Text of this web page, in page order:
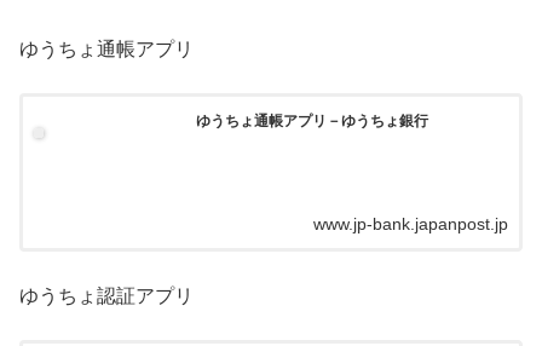
ゆうちょ通帳アプリ
ゆうちょ通帳アプリ－ゆうちょ銀行
www.jp-bank.japanpost.jp
ゆうちょ認証アプリ